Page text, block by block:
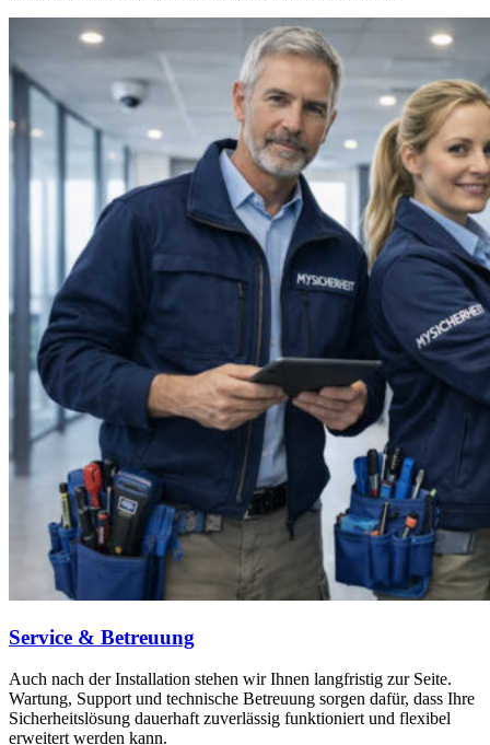
Service & Betreuung
Auch nach der Installation stehen wir Ihnen langfristig zur Seite.
Wartung, Support und technische Betreuung sorgen dafür, dass Ihre
Sicherheitslösung dauerhaft zuverlässig funktioniert und flexibel
erweitert werden kann.